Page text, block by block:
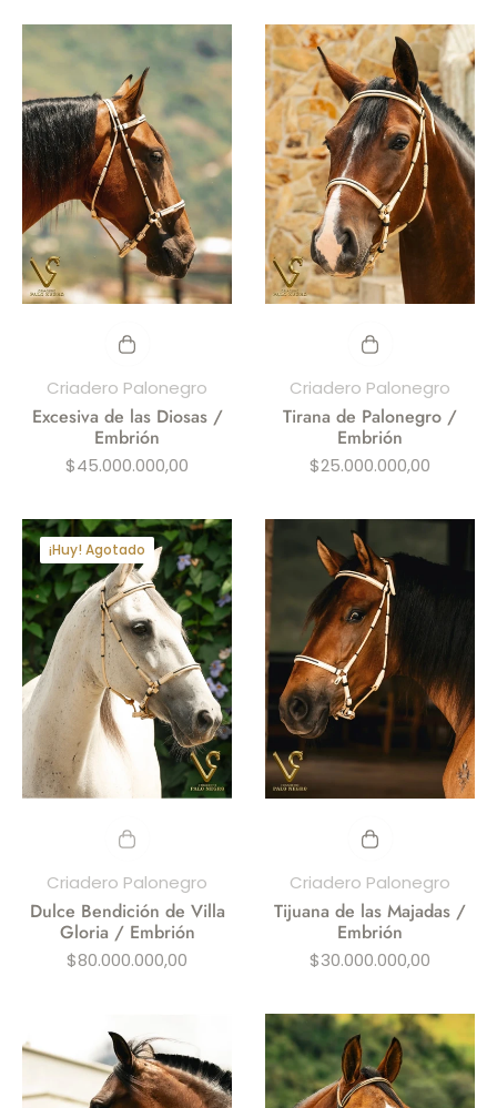
Criadero Palonegro
Excesiva de las Diosas /
Embrión
Precio
$45.000.000,00
Criadero Palonegro
Tirana de Palonegro /
Embrión
Precio
$25.000.000,00
¡Huy! Agotado
Criadero Palonegro
Dulce Bendición de Villa
Gloria / Embrión
Precio
$80.000.000,00
Criadero Palonegro
Tijuana de las Majadas /
Embrión
Precio
$30.000.000,00